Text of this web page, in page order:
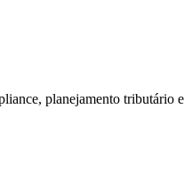
planejamento tributário